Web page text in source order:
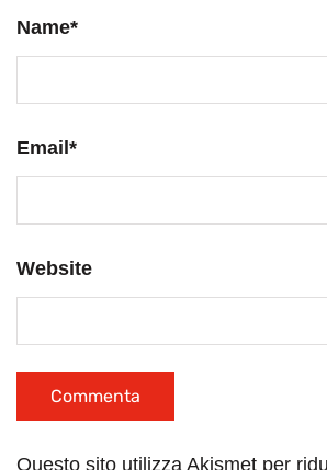
Name*
Email *
Website
Questo sito utilizza Akismet per